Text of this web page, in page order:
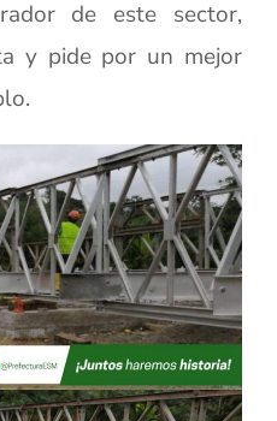
de este sector,
y pide por un mejor